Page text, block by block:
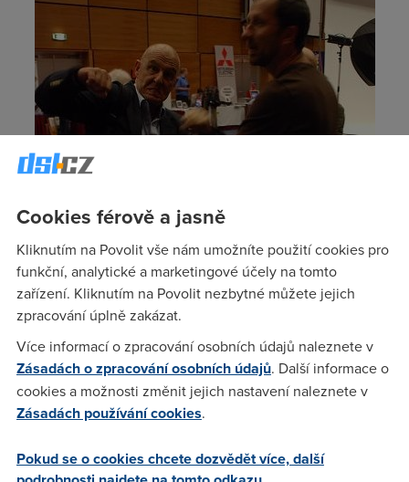
Cookies férově a jasně
Kliknutím na Povolit vše nám umožníte použití cookies pro
funkční, analytické a marketingové účely na tomto
zařízení. Kliknutím na Povolit nezbytné můžete jejich
zpracování úplně zakázat.
Více informací o zpracování osobních údajů naleznete v
Zásadách o zpracování osobních údajů. Další informace o
cookies a možnosti změnit jejich nastavení naleznete v
Zásadách používání cookies.
Pokud se o cookies chcete dozvědět více, další